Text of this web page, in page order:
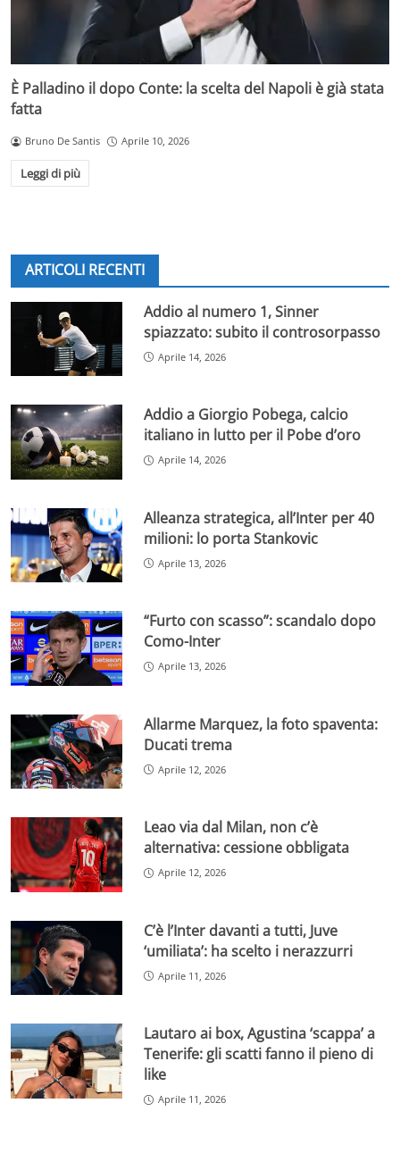
È Palladino il dopo Conte: la scelta del Napoli è già stata
fatta
Bruno De Santis Aprile 10, 2026
Leggi di più
ARTICOLI RECENTI
Addio al numero 1, Sinner
spiazzato: subito il controsorpasso
Aprile 14, 2026
Addio a Giorgio Pobega, calcio
italiano in lutto per il Pobe d’oro
Aprile 14, 2026
Alleanza strategica, all’Inter per 40
milioni: lo porta Stankovic
Aprile 13, 2026
“Furto con scasso”: scandalo dopo
Como-Inter
Aprile 13, 2026
Allarme Marquez, la foto spaventa:
Ducati trema
Aprile 12, 2026
Leao via dal Milan, non c’è
alternativa: cessione obbligata
Aprile 12, 2026
C’è l’Inter davanti a tutti, Juve
‘umiliata’: ha scelto i nerazzurri
Aprile 11, 2026
Lautaro ai box, Agustina ‘scappa’ a
Tenerife: gli scatti fanno il pieno di
like
Aprile 11, 2026